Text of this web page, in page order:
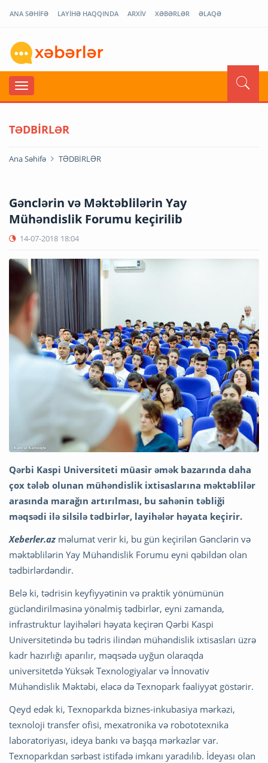
ANA SƏHİFƏ LAYİHƏ HAQQINDA ARXİV XƏBƏRLƏR ƏLAQƏ
TƏDBİRLƏR
Ana Səhifə TƏDBİRLƏR
Gənclərin və Məktəblilərin Yay
Mühəndislik Forumu keçirilib
14-07-2018 18:04
Qərbi Kaspi Universiteti müasir əmək bazarında daha
çox tələb olunan mühəndislik ixtisaslarına məktəblilər
arasında marağın artırılması, bu sahənin təbliği
məqsədi ilə silsilə tədbirlər, layihələr həyata keçirir.
Xeberler.az məlumat verir ki, bu gün keçirilən Gənclərin və
məktəblilərin Yay Mühəndislik Forumu eyni qəbildən olan
tədbirlərdəndir.
Belə ki, tədrisin keyfiyyətinin və praktik yönümünün
gücləndirilməsinə yönəlmiş tədbirlər, eyni zamanda,
infrastruktur layihələri həyata keçirən Qərbi Kaspi
Universitetində bu tədris ilindən mühəndislik ixtisasları üzrə
kadr hazırlığı aparılır, məqsədə uyğun olaraqda
universitetdə Yüksək Texnologiyalar və İnnovativ
Mühəndislik Məktəbi, eləcə də Texnopark fəaliyyət göstərir.
Qeyd edək ki, Texnoparkda biznes-inkubasiya mərkəzi,
texnoloji transfer ofisi, mexatronika və robototexnika
laboratoriyası, ideya bankı və başqa mərkəzlər var.
Texnoparkdan sərbəst istifadə imkanı yaradılıb. İdeyası olan